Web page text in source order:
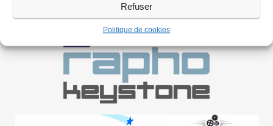
Refuser
Politique de cookies